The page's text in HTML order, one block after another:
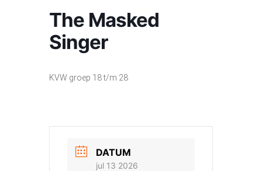
The Masked
Singer
KVW groep 18 t/m 28
DATUM
jul 13 2026